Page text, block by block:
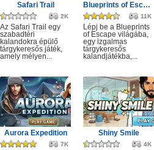
Safari Trail
2K
Az Safari Trail egy
szabadtéri
kalandokra épülő
tárgykeresős játék,
amely mélyen...
Blueprints of Escape
11K
Lépj be a Blueprints
of Escape világába,
egy izgalmas
tárgykeresős
kalandjátékba,...
Aurora Expedition
7K
Shiny Smile
4K